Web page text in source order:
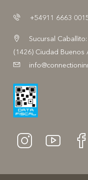
+54911 6663
Sucursal
(1426) Ciudad Buenos